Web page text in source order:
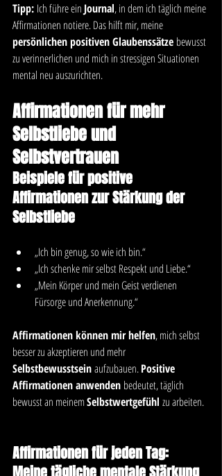
Tipp: Ich führe ein Journal, in dem ich täglich meine
Affirmationen notiere. Das hilft mir, meine
persönlichen positiven Glaubenssätze bewusst
zu verinnerlichen und mich in stressigen Situationen
mental neu auszurichten.
Affirmationen für mehr
Selbstliebe und
Selbstvertrauen
Beispiele für positive
Affirmationen zur Stärkung der
Selbstliebe
„Ich bin genug, so wie ich bin.“
„Ich schenke mir selbst Respekt und Liebe.“
„Mein Körper und mein Geist verdienen
Fürsorge und Anerkennung.“
Affirmationen können mir helfen, mich selbst
besser zu akzeptieren und mehr
Selbstbewusstsein aufzubauen. Positive
Affirmationen anwenden bedeutet, täglich
bewusst an meinem Selbstwertgefühl zu arbeiten.
Affirmationen für jeden Tag: